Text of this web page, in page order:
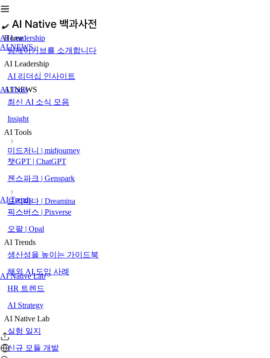
AI Leadership
AI NEWS
AI Tools
AI Trends
AI Native Lab
Home
팀제이커브를 소개합니다
AI Leadership
AI 리더십 인사이트
AI NEWS
최신 AI 소식 모음
Insight
AI Tools
미드저니 | midjourney
챗GPT | ChatGPT
젠스파크 | Genspark
드리미나 | Dreamina
픽스버스 | Pixverse
오팔 | Opal
AI Trends
생산성을 높이는 가이드북
해외 AI 도입 사례
HR 트렌드
AI Strategy
AI Native Lab
실험 일지
신규 모듈 개발